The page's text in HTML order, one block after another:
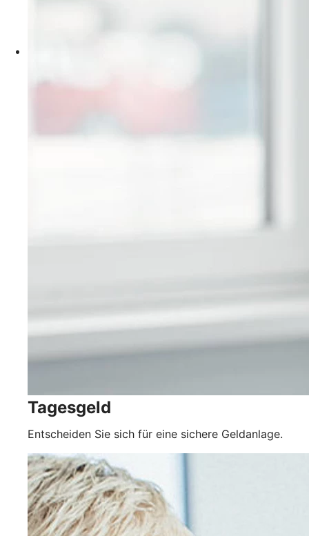
Tagesgeld
Entscheiden Sie sich für eine sichere Geldanlage.